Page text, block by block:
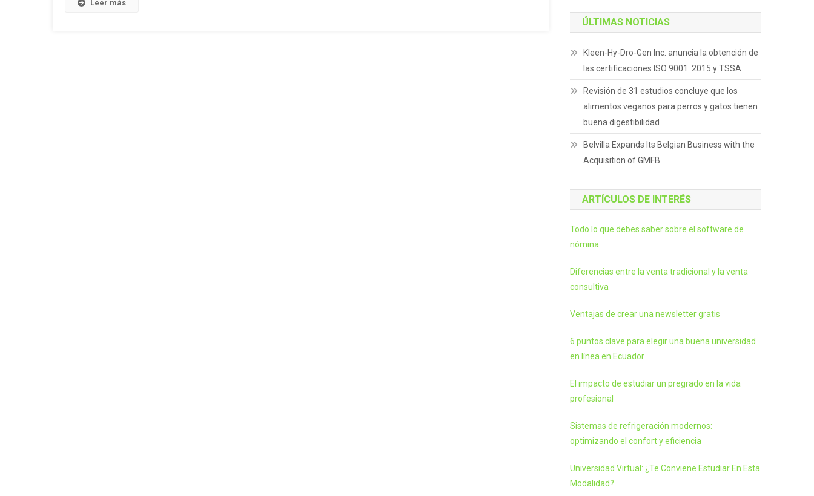
Leer más
ÚLTIMAS NOTICIAS
Kleen-Hy-Dro-Gen Inc. anuncia la obtención de
las certificaciones ISO 9001: 2015 y TSSA
Revisión de 31 estudios concluye que los
alimentos veganos para perros y gatos tienen
buena digestibilidad
Belvilla Expands Its Belgian Business with the
Acquisition of GMFB
ARTÍCULOS DE INTERÉS
Todo lo que debes saber sobre el software de
nómina
Diferencias entre la venta tradicional y la venta
consultiva
Ventajas de crear una newsletter gratis
6 puntos clave para elegir una buena universidad
en línea en Ecuador
El impacto de estudiar un pregrado en la vida
profesional
Sistemas de refrigeración modernos:
optimizando el confort y eficiencia
Universidad Virtual: ¿Te Conviene Estudiar En Esta
Modalidad?